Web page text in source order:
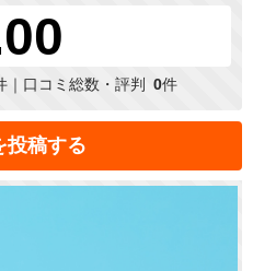
｜口コミ総数・評判 0件
投稿する